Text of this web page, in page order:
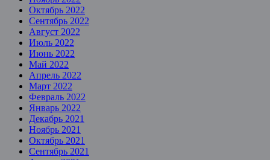
Октябрь 2022
Сентябрь 2022
Август 2022
Июль 2022
Июнь 2022
Май 2022
Апрель 2022
Март 2022
Февраль 2022
Январь 2022
Декабрь 2021
Ноябрь 2021
Октябрь 2021
Сентябрь 2021